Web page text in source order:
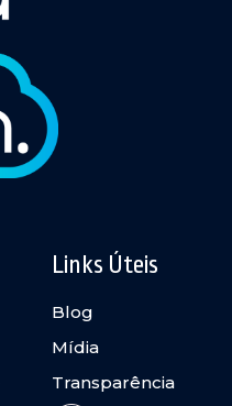
Links Úteis
Blog
Mídia
Transparência